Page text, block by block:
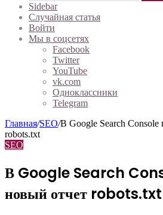
Sidebar
Случайная статья
Войти
Мы в соцсетях
Facebook
Twitter
YouTube
vk.com
Одноклассники
Telegram
Главная/SEO/В Google Search Console
robots.txt
SEO
В Google Search
новый отчет robots.txt